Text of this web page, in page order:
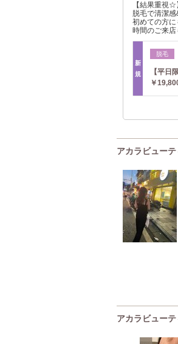
【結果重視
脱毛で清潔
初めての方
時間のご来
新
規
脱毛
【平日
￥
アカラビュー
アカラビュー